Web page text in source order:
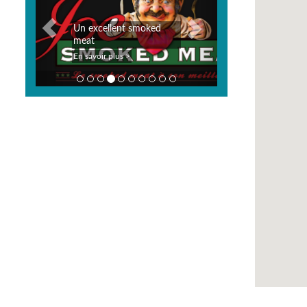
Un excellent smoked
meat
En savoir plus >